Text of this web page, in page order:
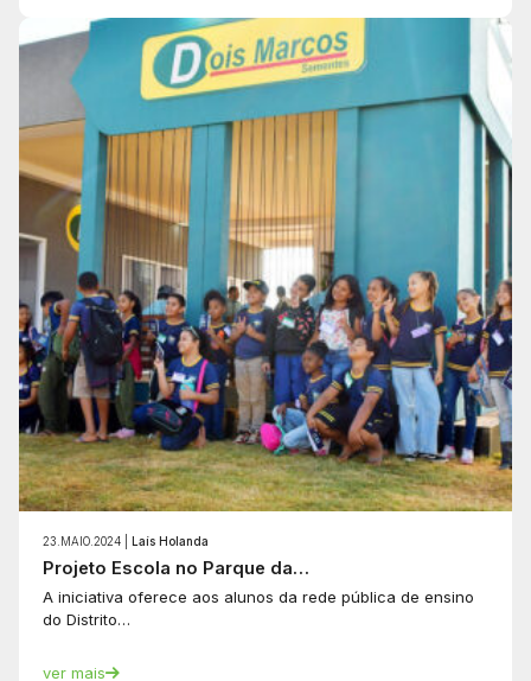
23.MAIO.2024 | Laís Holanda
Projeto Escola no Parque da…
A iniciativa oferece aos alunos da rede pública de ensino
do Distrito…
ver mais